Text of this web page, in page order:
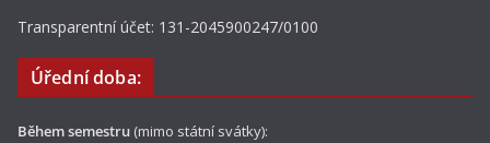
Transparentní účet: 131-2045900247/0100
Úřední doba:
Během semestru (mimo státní svátky):